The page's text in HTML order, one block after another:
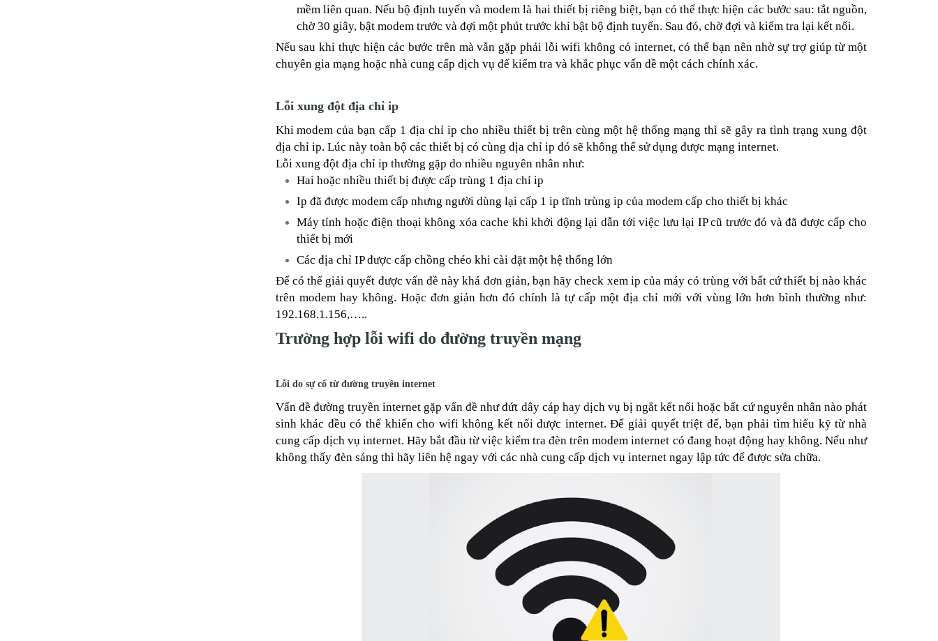
mềm liên quan. Nếu bộ định tuyến và modem là hai thiết bị riêng biệt, bạn có thể thực hiện các bước sau: tắt nguồn,
chờ 30 giây, bật modem trước và đợi một phút trước khi bật bộ định tuyến. Sau đó, chờ đợi và kiểm tra lại kết nối.
Nếu sau khi thực hiện các bước trên mà vẫn gặp phải lỗi wifi không có internet, có thể bạn nên nhờ sự trợ giúp từ một
chuyên gia mạng hoặc nhà cung cấp dịch vụ để kiểm tra và khắc phục vấn đề một cách chính xác.
Lỗi xung đột địa chỉ ip
Khi modem của bạn cấp 1 địa chỉ ip cho nhiều thiết bị trên cùng một hệ thống mạng thì sẽ gây ra tình trạng xung đột
địa chỉ ip. Lúc này toàn bộ các thiết bị có cùng địa chỉ ip đó sẽ không thể sử dụng được mạng internet.
Lỗi xung đột địa chỉ ip thường gặp do nhiều nguyên nhân như:
Hai hoặc nhiều thiết bị được cấp trùng 1 địa chỉ ip
Ip đã được modem cấp nhưng người dùng lại cấp 1 ip tĩnh trùng ip của modem cấp cho thiết bị khác
Máy tính hoặc điện thoại không xóa cache khi khởi động lại dẫn tới việc lưu lại IP cũ trước đó và đã được cấp cho
thiết bị mới
Các địa chỉ IP được cấp chồng chéo khi cài đặt một hệ thống lớn
Để có thể giải quyết được vấn đề này khá đơn giản, bạn hãy check xem ip của máy có trùng với bất cứ thiết bị nào khác
trên modem hay không. Hoặc đơn giản hơn đó chính là tự cấp một địa chỉ mới với vùng lớn hơn bình thường như:
192.168.1.156,…..
Trường hợp lỗi wifi do đường truyền mạng
Lỗi do sự cố từ đường truyền internet
Vấn đề đường truyền internet gặp vấn đề như đứt dây cáp hay dịch vụ bị ngắt kết nối hoặc bất cứ nguyên nhân nào phát
sinh khác đều có thể khiến cho wifi không kết nối được internet. Để giải quyết triệt để, bạn phải tìm hiểu kỹ từ nhà
cung cấp dịch vụ internet. Hãy bắt đầu từ việc kiểm tra đèn trên modem internet có đang hoạt động hay không. Nếu như
không thấy đèn sáng thì hãy liên hệ ngay với các nhà cung cấp dịch vụ internet ngay lập tức để được sửa chữa.